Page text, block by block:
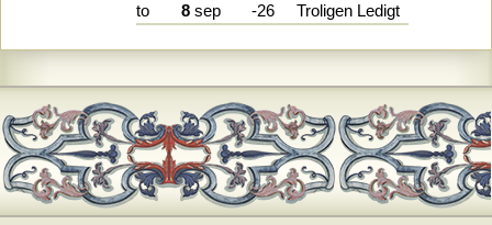
to
8sep -26 Troligen Ledigt